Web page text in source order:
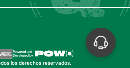
los derechos reservados.